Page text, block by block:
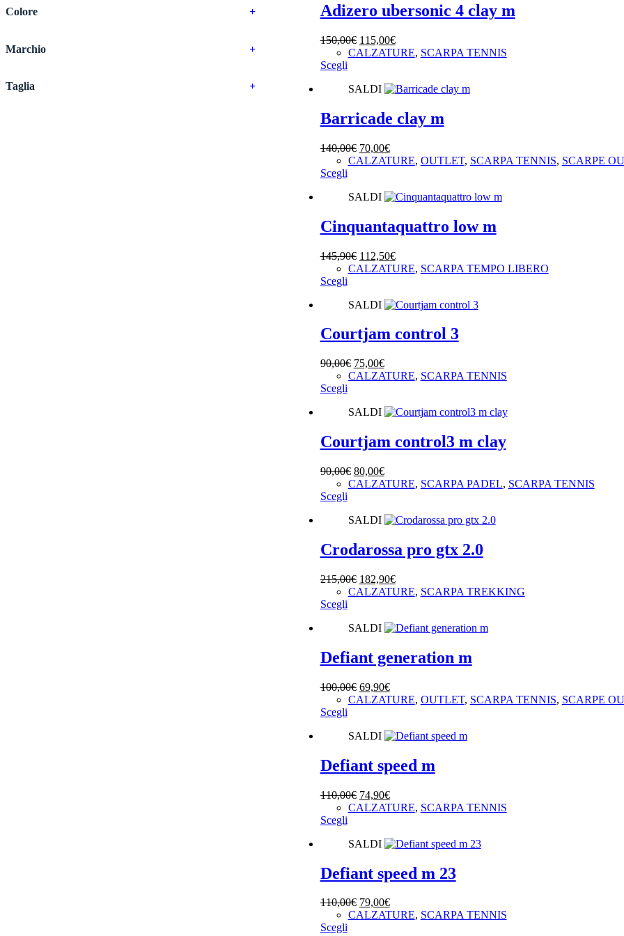
varianti.
Le
possono
essere
scelte
pagina
prodotto
Adizero ubersonic 4 clay m
150,00€ Il
prezzo
150,00€.
115,00€Il
prezzo
115,00€.
CALZATURE, SCARPA TENNIS
ScegliQuesto
ha
varianti.
Le
possono
essere
scelte
pagina
prodotto
SALDI
Barricade clay m
140,00€ Il
prezzo
140,00€.
70,00€Il
prezzo
70,00€.
CALZATURE, OUTLET, SCARPA TENNIS, SCARPE
ScegliQuesto
ha
varianti.
Le
possono
essere
scelte
pagina
prodotto
SALDI
Cinquantaquattro low m
145,90€ Il
prezzo
145,90€.
112,50€Il
prezzo
112,50€.
CALZATURE, SCARPA TEMPO LIBERO
ScegliQuesto
ha
varianti.
Le
possono
essere
scelte
nella
pagina
prodotto
SALDI
Courtjam control 3
90,00€ Il
prezzo
90,00€.
75,00€Il
prezzo
75,00€.
CALZATURE, SCARPA TENNIS
ScegliQuesto
ha
varianti.
Le
possono
essere
scelte
pagina
prodotto
SALDI
Courtjam control3 m clay
90,00€ Il
prezzo
90,00€.
80,00€Il
prezzo
80,00€.
CALZATURE, SCARPA PADEL, SCARPA TENNIS
ScegliQuesto
ha
varianti.
Le
possono
essere
scelte
pagina
prodotto
SALDI
Crodarossa pro gtx 2.0
215,00€ Il
prezzo
215,00€.
182,90€Il
prezzo
182,90€.
CALZATURE, SCARPA TREKKING
ScegliQuesto
ha
varianti.
Le
possono
essere
scelte
pagina
prodotto
SALDI
Defiant generation m
100,00€ Il
prezzo
100,00€.
69,90€Il
prezzo
69,90€.
CALZATURE, OUTLET, SCARPA TENNIS, SCARPE
ScegliQuesto
ha
varianti.
Le
possono
essere
scelte
pagina
prodotto
SALDI
Defiant speed m
110,00€ Il
prezzo
110,00€.
74,90€Il
prezzo
74,90€.
CALZATURE, SCARPA TENNIS
ScegliQuesto
ha
varianti.
Le
possono
essere
scelte
SALDI
Defiant speed m 23
110,00€ Il
prezzo
79,00€Il
prezzo
CALZATURE, SCARPA TENNIS
ScegliQuesto
Colore +
Marchio +
Taglia +